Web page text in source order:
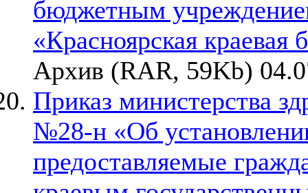
бюджетным
«Красноярская
Архив (RAR, 59Kb)
Приказ министерства
№28-н «Об
предоставляемые